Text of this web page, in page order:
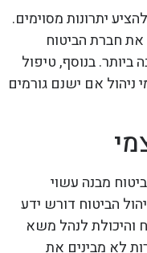
יתרונות מסוימים.
את חברת הביטוח
בנוסף, טיפול
ניהול אם ישנם גורמים
מבנה עשוי
הביטוח דורש ידע
והיכולת לנהל משא
לא מבינים את